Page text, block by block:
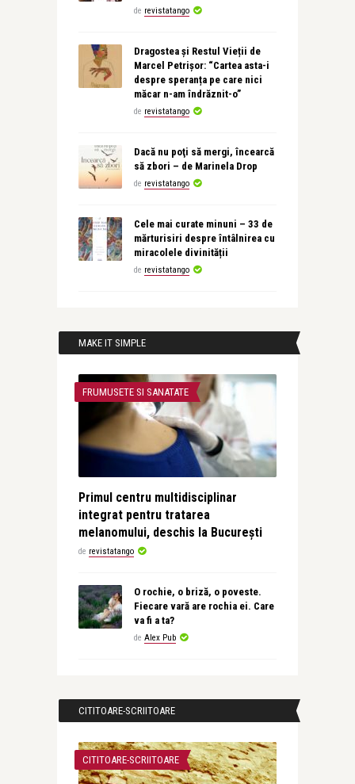
de revistatango
Dragostea și Restul Vieții de
Marcel Petrișor: “Cartea asta-i
despre speranța pe care nici
măcar n-am îndrăznit-o”
de revistatango
Dacă nu poţi să mergi, încearcă
să zbori – de Marinela Drop
de revistatango
Cele mai curate minuni – 33 de
mărturisiri despre întâlnirea cu
miracolele divinității
de revistatango
MAKE IT SIMPLE
FRUMUSETE SI SANATATE
Primul centru multidisciplinar
integrat pentru tratarea
melanomului, deschis la București
de revistatango
O rochie, o briză, o poveste.
Fiecare vară are rochia ei. Care
va fi a ta?
de Alex Pub
CITITOARE-SCRIITOARE
CITITOARE-SCRIITOARE